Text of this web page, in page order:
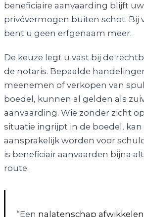
beneficiaire aanvaarding blijft uw
privévermogen buiten schot. Bij
bent u geen erfgenaam meer.
De keuze legt u vast bij de
de notaris. Bepaalde
meenemen of verkopen van
boedel, kunnen al gelden als
aanvaarding. Wie zonder zicht
situatie ingrijpt in de boedel,
aansprakelijk worden voor
is beneficiair aanvaarden bijna
route.
“Een nalatenschap afwikkelen